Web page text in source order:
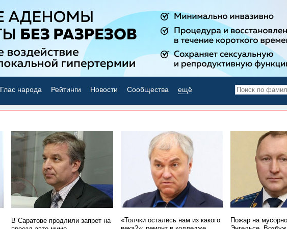
Глас народа Рейтинги Новости Сообщества ещё
В Саратове продлили запрет на
«Толчки остались нам из какого
Пожар на